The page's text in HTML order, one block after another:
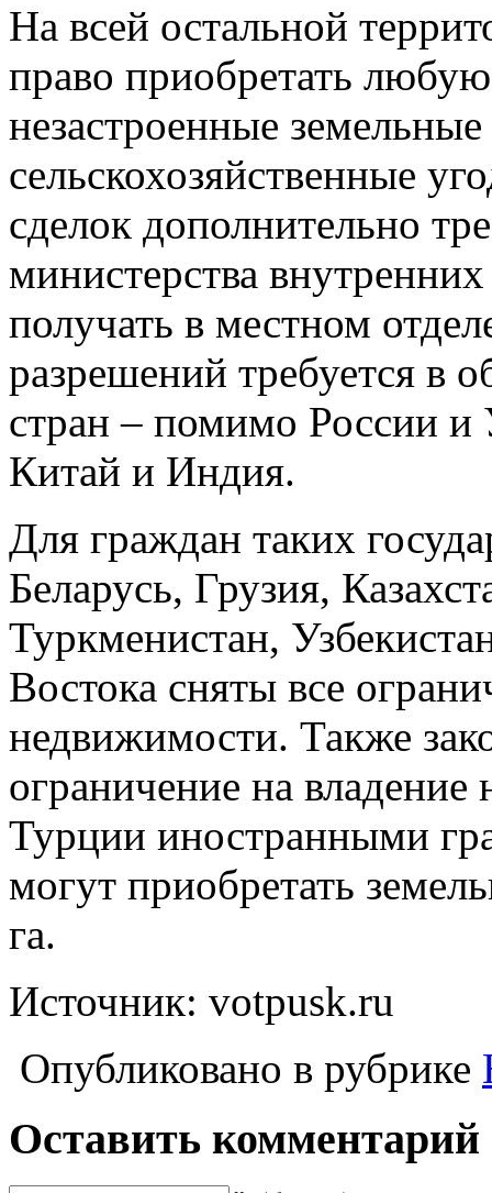
На всей остальной
право приобретать
незастроенные
сельскохозяйственные
сделок дополнительно
министерства
получать в местном
разрешений требуется в
стран – помимо России
Китай и Индия.
Для граждан таких
Беларусь, Грузия,
Туркменистан,
Востока сняты все
недвижимости. Также
ограничение на
Турции иностранными
могут приобретать
га.
Источник: votpusk.ru
Опубликовано в рубрике
Оставить комментарий